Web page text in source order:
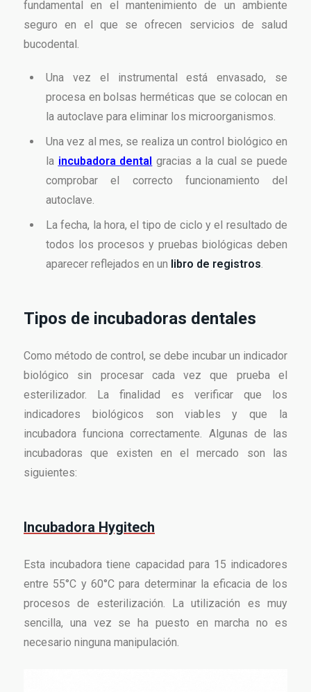
fundamental en el mantenimiento de un ambiente
seguro en el que se ofrecen servicios de salud
bucodental.
Una vez el instrumental está envasado, se
procesa en bolsas herméticas que se colocan en
la autoclave para eliminar los microorganismos.
Una vez al mes, se realiza un control biológico en
la incubadora dental gracias a la cual se puede
comprobar el correcto funcionamiento del
autoclave.
La fecha, la hora, el tipo de ciclo y el resultado de
todos los procesos y pruebas biológicas deben
aparecer reflejados en un libro de registros.
Tipos de incubadoras dentales
Como método de control, se debe incubar un indicador
biológico sin procesar cada vez que prueba el
esterilizador. La finalidad es verificar que los
indicadores biológicos son viables y que la
incubadora funciona correctamente. Algunas de las
incubadoras que existen en el mercado son las
siguientes:
Incubadora Hygitech
Esta incubadora tiene capacidad para 15 indicadores
entre 55°C y 60°C para determinar la eficacia de los
procesos de esterilización. La utilización es muy
sencilla, una vez se ha puesto en marcha no es
necesario ninguna manipulación.